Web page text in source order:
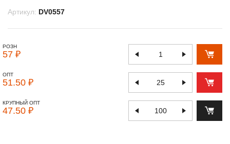
Артикул: DV0557
РОЗН
57 ₽
ОПТ
51.50 ₽
КРУПНЫЙ ОПТ
47.50 ₽